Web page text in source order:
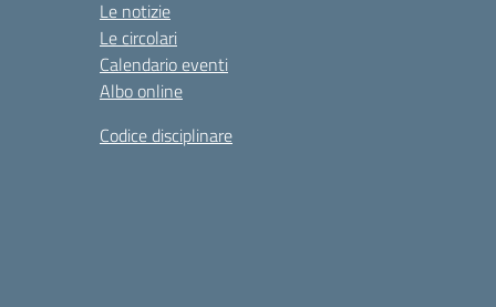
Le notizie
Le circolari
Calendario eventi
Albo online
Codice disciplinare